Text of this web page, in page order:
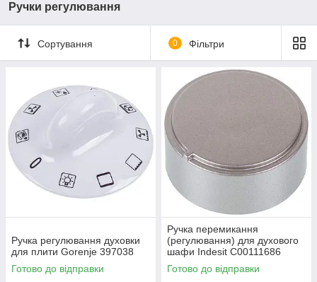
Ручки регулювання
Сортування 0 Фільтри
Ручка регулювання духовки
для плити Gorenje 397038
Готово до відправки
Ручка перемикання
(регулювання) для духового
шафи Indesit C00111686
Готово до відправки